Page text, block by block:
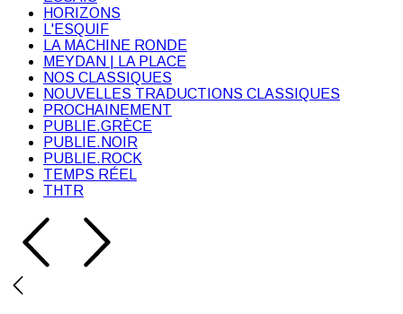
HORIZONS
L'ESQUIF
LA MACHINE RONDE
MEYDAN | LA PLACE
NOS CLASSIQUES
NOUVELLES TRADUCTIONS CLASSIQUES
PROCHAINEMENT
PUBLIE.GRÈCE
PUBLIE.NOIR
PUBLIE.ROCK
TEMPS RÉEL
THTR